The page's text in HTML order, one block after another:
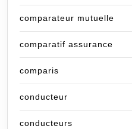
comparateur mutuelle
comparatif assurance
comparis
conducteur
conducteurs